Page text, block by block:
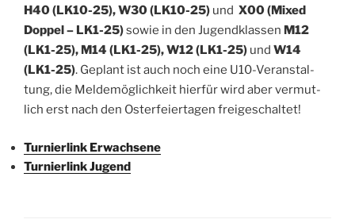
H40 (LK10-25), W30 (LK10-25) und X00 (Mixed
Dop­pel – LK1-25)sowie in den Jugend­klas­sen M12
(LK1-25), M14 (LK1-25), W12 (LK1-25) und W14
(LK1-25). Geplant ist auch noch eine U10-Ver­an­stal­
tung, die Mel­de­mög­lich­keit hier­für wird aber ver­mut­
lich erst nach den Oster­fei­er­ta­gen freigeschaltet!
Tur­nier­link Erwachsene
Tur­nier­link Jugend